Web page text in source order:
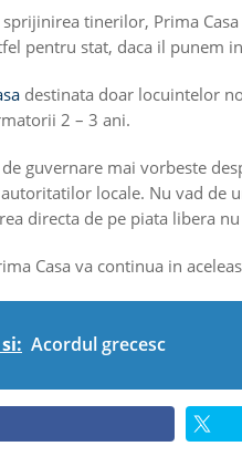
tinerilor, Prima
pentru stat, daca il punem
destinata doar locuintelor
2 – 3 ani.
guvernare mai vorbeste
locale. Nu vad de
directa de pe piata libera
Casa va continua in
Acordul grecesc